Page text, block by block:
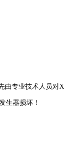
由专业技术人员对X
生器损坏！